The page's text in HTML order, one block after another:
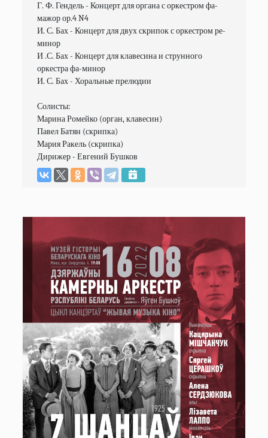
Г. Ф. Гендель - Концерт для органа с оркестром фа-
мажор ор.4 N4
И. С. Бах - Концерт для двух скрипок с оркестром ре-
минор
И .С. Бах - Концерт для клавесина и струнного
оркестра фа-минор
И. С. Бах - Хоральные прелюдии
Солисты:
Марина Ромейко (орган, клавесин)
Павел Батян (скрипка)
Мария Ракель (скрипка)
Дирижер - Евгений Бушков